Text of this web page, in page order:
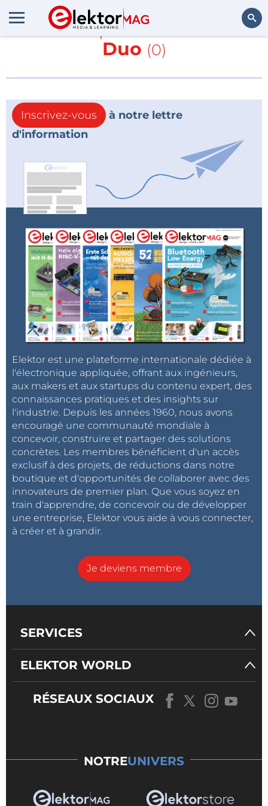
En savoir plus sur
RedBear
Duo (0)
Inscrivez-vous
à notre lettre
d'information
Elektor est une plateforme internationale dédiée à
l'électronique appliquée, offrant aux ingénieurs,
aux makers et aux startups du contenu expert, des
connaissances pratiques et des insights sur
l'industrie. Depuis les années 1960, nous avons
encouragé une communauté mondiale à
concevoir, construire et partager des solutions
concrètes. Les membres bénéficient d'un accès
exclusif à des projets, de réductions dans notre
boutique et d'opportunités de collaborer avec des
innovateurs de premier plan. Que vous soyez en
train d'apprendre, de concevoir ou de développer
une entreprise, Elektor vous aide à vous connecter,
à créer et à grandir.
Je deviens membre
SERVICES
ELEKTOR WORLD
RÉSEAUX SOCIAUX
NOTREUNIVERS